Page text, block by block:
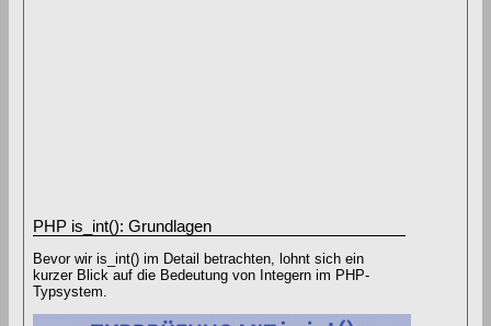
PHP is_int(): Grundlagen
Bevor wir is_int() im Detail betrachten, lohnt sich ein
kurzer Blick auf die Bedeutung von Integern im PHP-
Typsystem.